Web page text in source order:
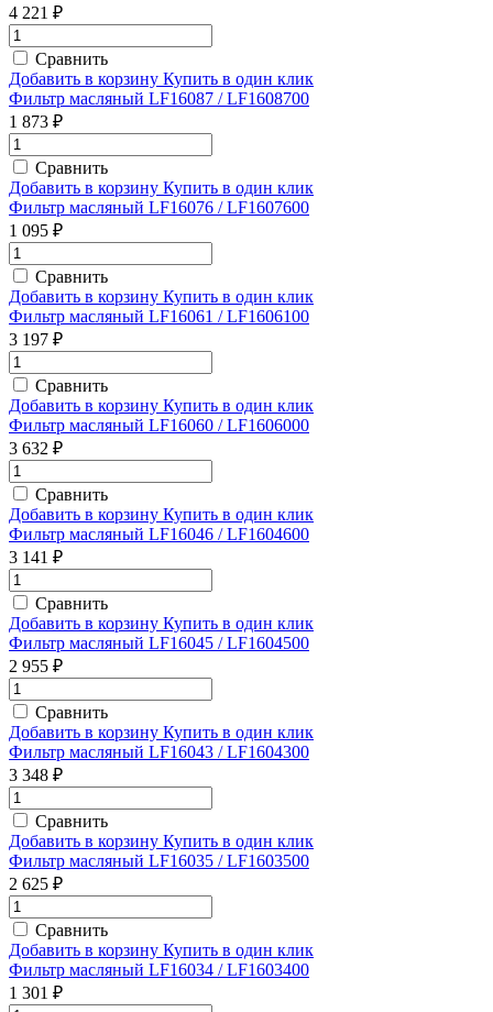
4 221 ₽
Сравнить
Добавить в корзину Купить в один клик
Фильтр масляный LF16087 / LF1608700
1 873 ₽
Сравнить
Добавить в корзину Купить в один клик
Фильтр масляный LF16076 / LF1607600
1 095 ₽
Сравнить
Добавить в корзину Купить в один клик
Фильтр масляный LF16061 / LF1606100
3 197 ₽
Сравнить
Добавить в корзину Купить в один клик
Фильтр масляный LF16060 / LF1606000
3 632 ₽
Сравнить
Добавить в корзину Купить в один клик
Фильтр масляный LF16046 / LF1604600
3 141 ₽
Сравнить
Добавить в корзину Купить в один клик
Фильтр масляный LF16045 / LF1604500
2 955 ₽
Сравнить
Добавить в корзину Купить в один клик
Фильтр масляный LF16043 / LF1604300
3 348 ₽
Сравнить
Добавить в корзину Купить в один клик
Фильтр масляный LF16035 / LF1603500
2 625 ₽
Сравнить
Добавить в корзину Купить в один клик
Фильтр масляный LF16034 / LF1603400
1 301 ₽